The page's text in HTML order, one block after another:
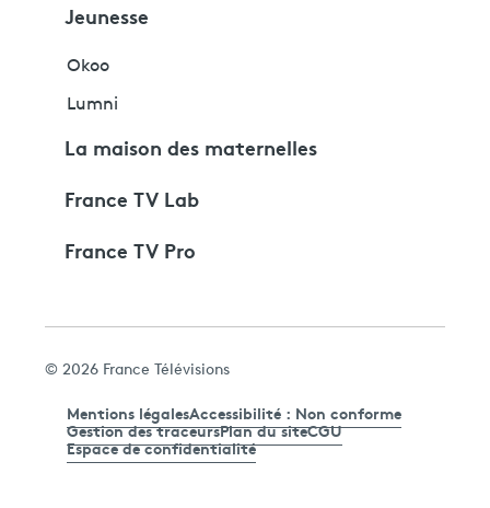
Jeunesse
Okoo
Lumni
La maison des maternelles
France TV Lab
France TV Pro
© 2026 France Télévisions
Mentions légalesAccessibilité : Non conforme
Gestion des traceursPlan du siteCGU
Espace de confidentialité